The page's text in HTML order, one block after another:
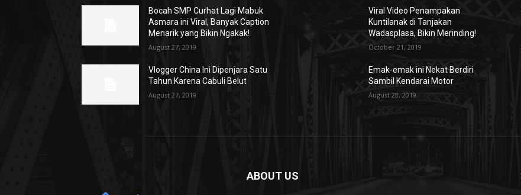
Bocah SMP Curhat Lagi Mabuk
Asmara ini Viral, Banyak Caption
Menarik yang Bikin Ngakak!
August 27, 2019
Vlogger China Ini Dipenjara Satu
Tahun Karena Cabuli Belut
August 27, 2019
Viral Video Penampakan
Kuntilanak di Tanjakan
Wadasplasa, Bikin Merinding!
October 21, 2019
Emak-emak ini Nekat Berdiri
Sambil Kendarai Motor
August 28, 2019
ABOUT US